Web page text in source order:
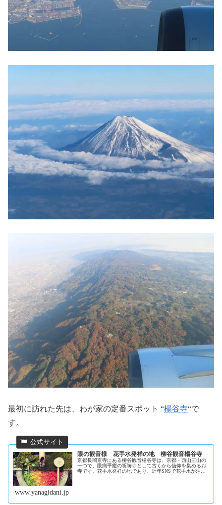
最初に訪れた先は、わが家の定番スポット “楊谷寺“で
す。
眼の観音様 花手水発祥の地 柳谷観音楊谷寺
京都長岡京寺にある柳谷観音楊谷寺は、京都・西山三山の
一つで、眼病平癒の祈祷寺として古くから信仰を集めるお
寺です。花手水発祥の地であり、近年SNSで花手水が注目
www.yanagidani.jp